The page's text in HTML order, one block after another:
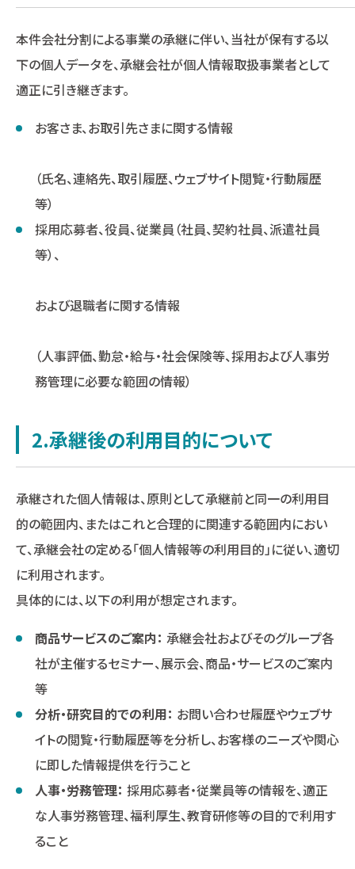
本件会社分割による事業の承継に伴い、当社が保有する以
下の個人データを、承継会社が個人情報取扱事業者として
適正に引き継ぎます。
お客さま、お取引先さまに関する情報
（氏名、連絡先、取引履歴、ウェブサイト閲覧・行動履歴
等）
採用応募者、役員、従業員（社員、契約社員、派遣社員
等）、
および退職者に関する情報
（人事評価、勤怠・給与・社会保険等、採用および人事労
務管理に必要な範囲の情報）
2.承継後の利用目的について
承継された個人情報は、原則として承継前と同一の利用目
的の範囲内、またはこれと合理的に関連する範囲内におい
て、承継会社の定める「個人情報等の利用目的」に従い、適切
に利用されます。
具体的には、以下の利用が想定されます。
商品サービスのご案内： 承継会社およびそのグループ各
社が主催するセミナー、展示会、商品・サービスのご案内
等
分析・研究目的での利用： お問い合わせ履歴やウェブサ
イトの閲覧・行動履歴等を分析し、お客様のニーズや関心
に即した情報提供を行うこと
人事・労務管理： 採用応募者・従業員等の情報を、適正
な人事労務管理、福利厚生、教育研修等の目的で利用す
ること